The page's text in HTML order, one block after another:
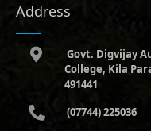
Address
Govt. Digvijay
College, Kila
491441
(07744) 225036